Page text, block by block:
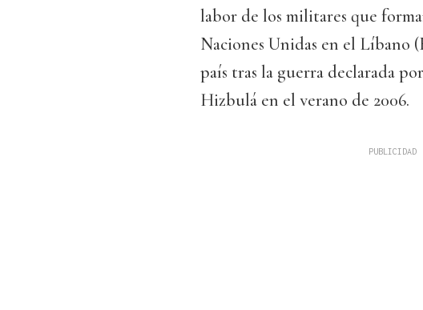
labor de los militares que
Naciones Unidas en el Líbano
país tras la guerra declarada
Hizbulá en el verano de 2006.